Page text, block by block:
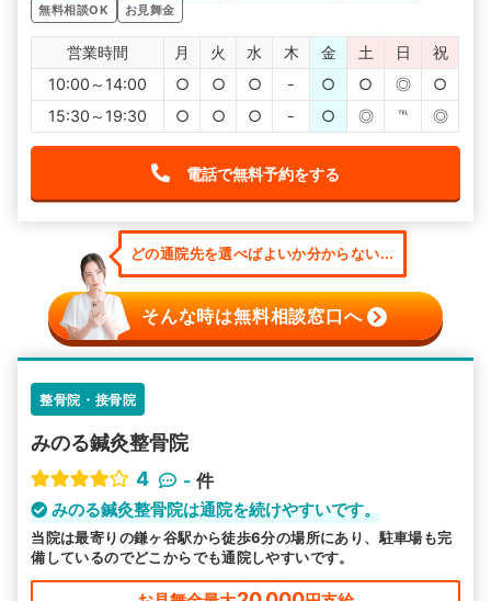
無料相談OK
お見舞金
営業時間 月 火 水 木 金 土 日
祝
10:00～14:00
○ ○ ○ - ○ ○ ◎
○
15:30～19:30
○ ○ ○ - ○ ◎ ℡ ◎
電話で無料予約をする
どの通院先を選べばよいか分からない...
そんな時は無料相談窓口へ
整骨院・接骨院
みのる鍼灸整骨院
4
- 件
みのる鍼灸整骨院は通院を続けやすいです。
当院は最寄りの鎌ヶ谷駅から徒歩6分の場所にあり、駐車場も完
備しているのでどこからでも通院しやすいです。